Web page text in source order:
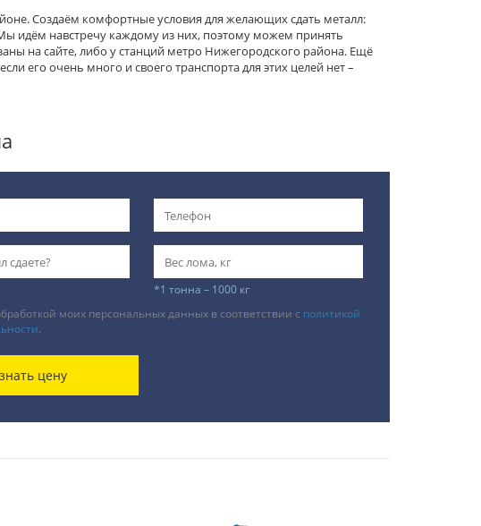
Создаём комфортные условия для желающих сдать металл:
идём навстречу каждому из них, поэтому можем принять
на сайте, либо у станций метро Нижегородского района. Ещё
его очень много и своего транспорта для этих целей нет –
*1 тонна – 1000 кг
моих персональных данных в соответствии с политикой
.
цену